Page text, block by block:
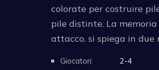
colorate per costruire
pile distinte. La
attacco. si spiega in
Giocatori:
2-4